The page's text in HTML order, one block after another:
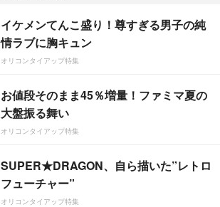
イケメンてんこ盛り！尊すぎる男子の純
情ラブに胸キュン
オリコンタイアップ特集
お値段そのまま45％増量！ファミマ夏の
大盤振る舞い
オリコンタイアップ特集
SUPER★DRAGON、自ら描いた”レトロ
フューチャー”
オリコンタイアップ特集